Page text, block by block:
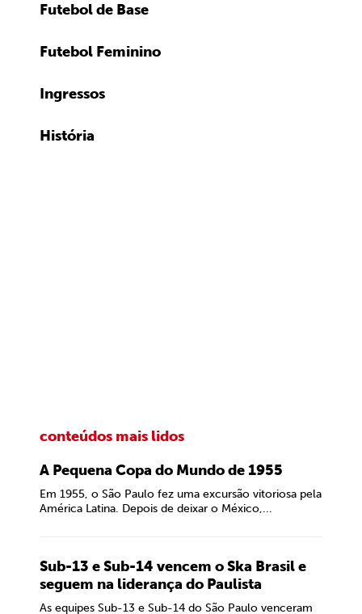
Futebol de Base
Futebol Feminino
Ingressos
História
conteúdos mais lidos
A Pequena Copa do Mundo de 1955
Em 1955, o São Paulo fez uma excursão vitoriosa pela
América Latina. Depois de deixar o México,...
Sub-13 e Sub-14 vencem o Ska Brasil e
seguem na liderança do Paulista
As equipes Sub-13 e Sub-14 do São Paulo venceram